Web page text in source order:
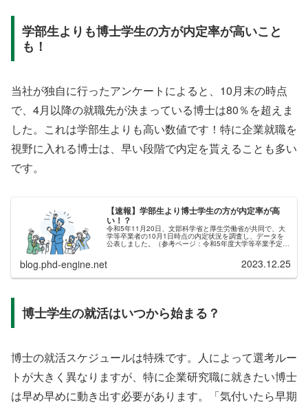
学部生よりも博士学生の方が内定率が高いこと
も！
当社が独自に行ったアンケートによると、10月末の時点
で、4月以降の就職先が決まっている博士は80％を超えま
した。これは学部生よりも高い数値です！特に企業就職を
視野に入れる博士は、早い段階で内定を貰えることも多い
です。
【速報】学部生より博士学生の方が内定率が高
い！？
令和5年11月20日、文部科学省と厚生労働省が共同で、大
学等卒業者の10月1日時点の内定状況を調査し、データを
公表しました。（参考ページ：令和5年度大学等卒業予定者
blog.phd-engine.net 2023.12.25
博士学生の就活はいつから始まる？
博士の就活スケジュールは特殊です。人によって選考ルー
トが大きく異なりますが、特に企業研究職に就きたい博士
は早め早めに動き出す必要があります。「気付いたら早期